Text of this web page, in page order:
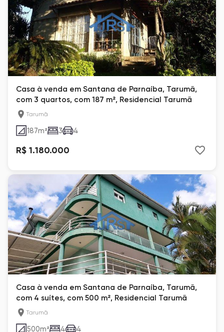
Casa à venda em Santana de Parnaíba, Tarumã,
com 3 quartos, com 187 m², Residencial Tarumã
Tarumã
187m² 3 4
R$ 1.180.000
Casa à venda em Santana de Parnaíba, Tarumã,
com 4 suítes, com 500 m², Residencial Tarumã
Tarumã
500m² 4 4